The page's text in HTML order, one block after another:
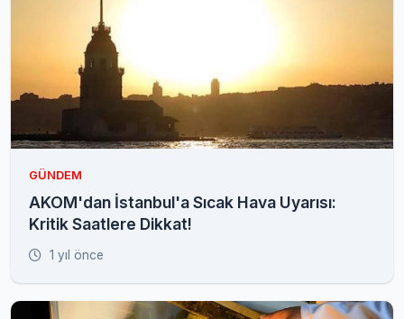
GÜNDEM
AKOM'dan İstanbul'a Sıcak Hava Uyarısı:
Kritik Saatlere Dikkat!
1 yıl önce